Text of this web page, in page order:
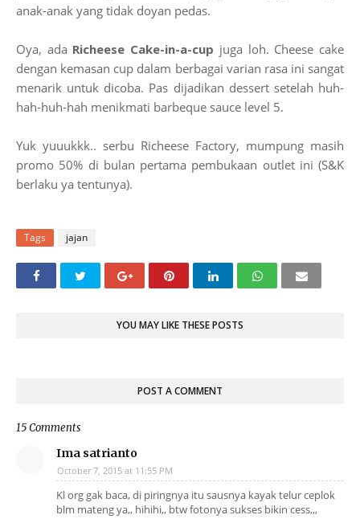
anak-anak yang tidak doyan pedas.
Oya, ada Richeese Cake-in-a-cup juga loh. Cheese cake
dengan kemasan cup dalam berbagai varian rasa ini sangat
menarik untuk dicoba. Pas dijadikan dessert setelah huh-
hah-huh-hah menikmati barbeque sauce level 5.
Yuk yuuukkk.. serbu Richeese Factory, mumpung masih
promo 50% di bulan pertama pembukaan outlet ini (S&K
berlaku ya tentunya).
Tags jajan
YOU MAY LIKE THESE POSTS
POST A COMMENT
15 Comments
Ima satrianto
October 7, 2015 at 11:55 PM
Kl org gak baca, di piringnya itu sausnya kayak telur ceplok
blm mateng ya,, hihihi,, btw fotonya sukses bikin cess,,,